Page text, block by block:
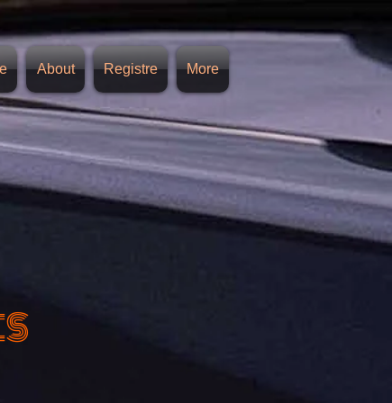
About Registre More